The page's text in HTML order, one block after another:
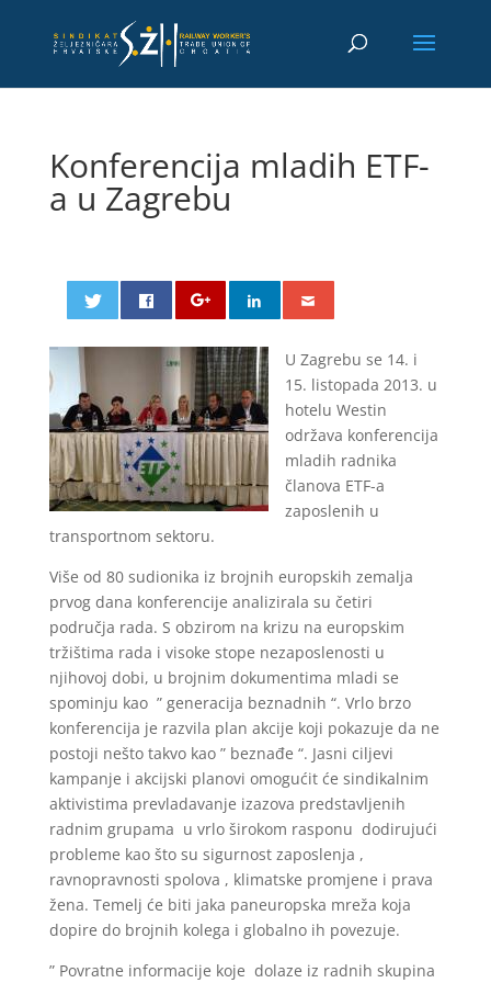
Konferencija mladih ETF-
a u Zagrebu
U Zagrebu se 14. i
15. listopada 2013. u
hotelu Westin
održava konferencija
mladih radnika
članova ETF-a
zaposlenih u
transportnom sektoru.
Više od 80 sudionika iz brojnih europskih zemalja
prvog dana konferencije analizirala su četiri
područja rada. S obzirom na krizu na europskim
tržištima rada i visoke stope nezaposlenosti u
njihovoj dobi, u brojnim dokumentima mladi se
spominju kao ” generacija beznadnih “. Vrlo brzo
konferencija je razvila plan akcije koji pokazuje da ne
postoji nešto takvo kao ” beznađe “. Jasni ciljevi
kampanje i akcijski planovi omogućit će sindikalnim
aktivistima prevladavanje izazova predstavljenih
radnim grupama u vrlo širokom rasponu dodirujući
probleme kao što su sigurnost zaposlenja ,
ravnopravnosti spolova , klimatske promjene i prava
žena. Temelj će biti jaka paneuropska mreža koja
dopire do brojnih kolega i globalno ih povezuje.
” Povratne informacije koje dolaze iz radnih skupina